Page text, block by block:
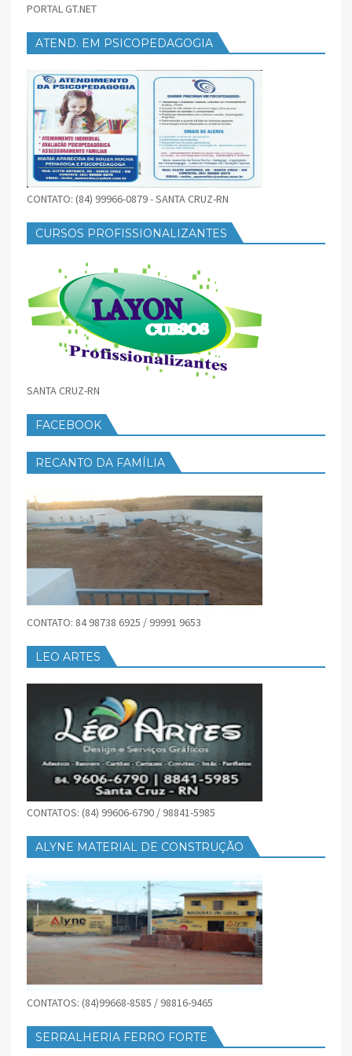
PORTAL GT.NET
ATEND. EM PSICOPEDAGOGIA
CONTATO: (84) 99966-0879 - SANTA CRUZ-RN
CURSOS PROFISSIONALIZANTES
SANTA CRUZ-RN
FACEBOOK
RECANTO DA FAMÍLIA
CONTATO: 84 98738 6925 / 99991 9653
LEO ARTES
CONTATOS: (84) 99606-6790 / 98841-5985
ALYNE MATERIAL DE CONSTRUÇÃO
CONTATOS: (84)99668-8585 / 98816-9465
SERRALHERIA FERRO FORTE